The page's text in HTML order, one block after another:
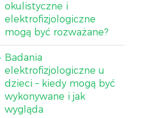
okulistyczne i
elektrofizjologiczne
mogą być rozważane?
Badania
elektrofizjologiczne u
dzieci – kiedy mogą być
wykonywane i jak
wygląda